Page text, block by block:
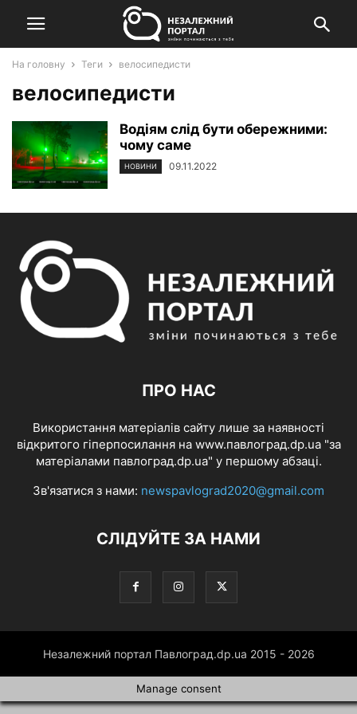
На головну Теги велосипедисти
велосипедисти
Водіям слід бути обережними:
чому саме
НОВИНИ 09.11.2022
ПРО НАС
Використання матеріалів сайту лише за наявності
відкритого гіперпосилання на www.павлоград.dp.ua "за
матеріалами павлоград.dp.ua" у першому абзаці.
Зв'язатися з нами: newspavlograd2020@gmail.com
СЛІДУЙТЕ ЗА НАМИ
Незалежний портал Павлоград.dp.ua 2015 - 2026
Manage consent